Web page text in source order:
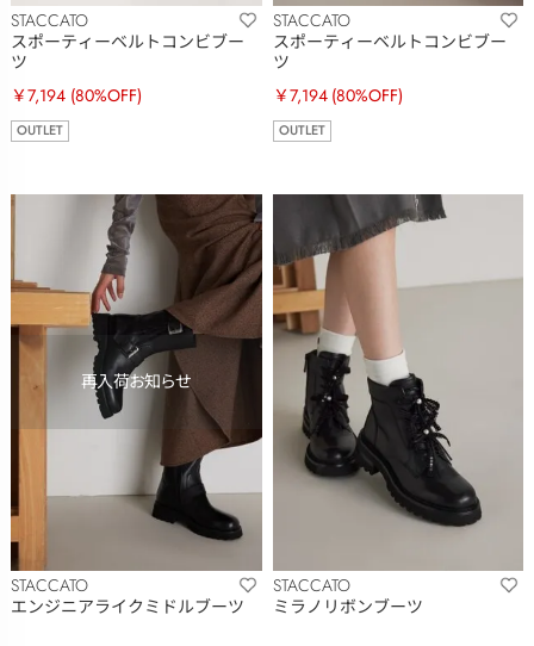
STACCATO
スポーティーベルトコンビブー
ツ
￥7,194 (80%OFF)
OUTLET
STACCATO
スポーティーベルトコンビブー
ツ
￥7,194 (80%OFF)
OUTLET
STACCATO
エンジニアライクミドルブーツ
STACCATO
ミラノリボンブーツ